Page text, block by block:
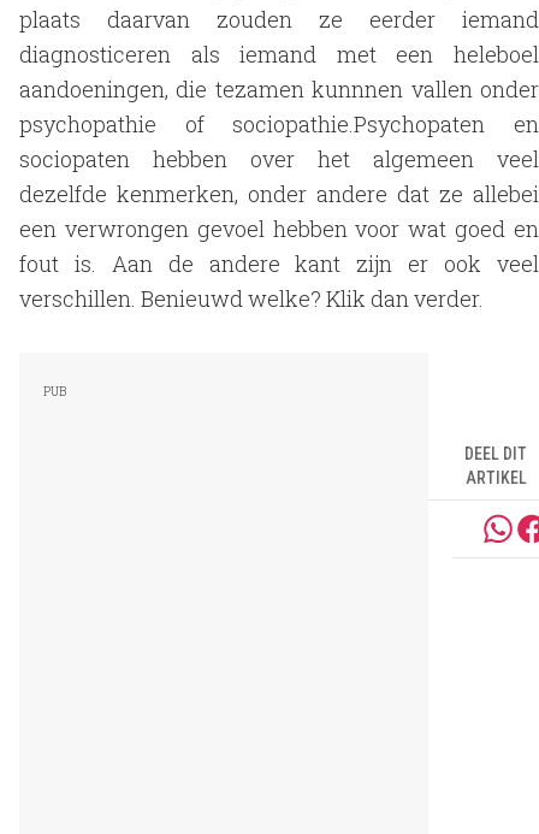
plaats daarvan zouden ze eerder iemand
diagnosticeren als iemand met een heleboel
aandoeningen, die tezamen kunnnen vallen onder
psychopathie of sociopathie.Psychopaten en
sociopaten hebben over het algemeen veel
dezelfde kenmerken, onder andere dat ze allebei
een verwrongen gevoel hebben voor wat goed en
fout is. Aan de andere kant zijn er ook veel
verschillen. Benieuwd welke? Klik dan verder.
DEEL DIT
ARTIKEL